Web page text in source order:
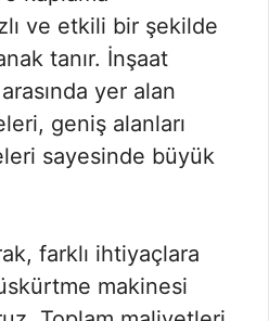
ve etkili bir şekilde
tanır. İnşaat
yer alan
geniş alanları
sayesinde büyük
farklı ihtiyaçlara
makinesi